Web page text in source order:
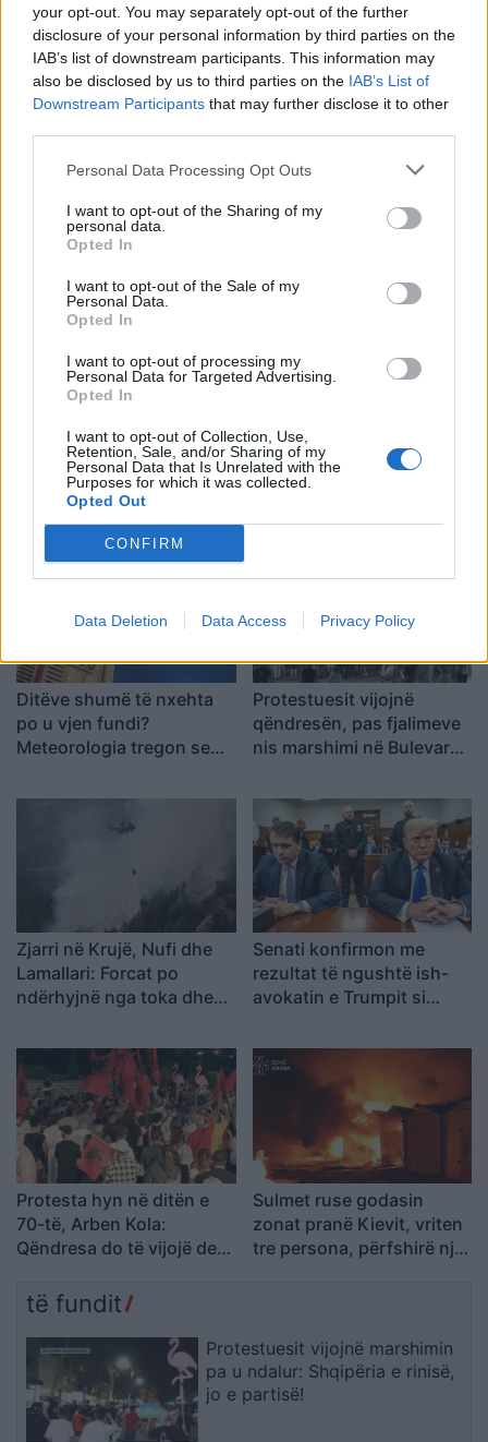
your opt-out. You may separately opt-out of the further
disclosure of your personal information by third parties on the
IAB’s list of downstream participants. This information may
also be disclosed by us to third parties on the IAB’s List of
Downstream Participants that may further disclose it to other
Personal Data Processing Opt Outs
I want to opt-out of the Sharing of my
personal data.
Opted In
I want to opt-out of the Sale of my
Personal Data.
Opted In
I want to opt-out of processing my
Personal Data for Targeted Advertising.
Opted In
I want to opt-out of Collection, Use,
Retention, Sale, and/or Sharing of my
Personal Data that Is Unrelated with the
Purposes for which it was collected.
Opted Out
CONFIRM
Data Deletion Data Access Privacy Policy
Shtuar më
8.11.2023 11:26
Tags:
CEZ-DIA , Ilir Meta , SPAK
Protestuesit vijojnë
marshimin pa u ndalur:
Shqipëria e rinisë, jo e
partisë!
Zelensky paralajmëron:
Rusia mund të presë deri
Koreja e Veriut
Ditëve shumë të nxehta
po u vjen fundi?
Meteorologia tregon se
temperaturave
Protestuesit vijojnë
qëndresën, pas fjalimeve
nis marshimi në Bulevard:
Zjarri në Krujë, Nufi dhe
Lamallari: Forcat po
ndërhyjnë nga toka dhe
Senati konfirmon me
rezultat të ngushtë ish-
avokatin e Trumpit si
të SHBA-së
Protesta hyn në ditën e
70-të, Arben Kola:
Qëndresa do të vijojë deri
do të angazhohet
Sulmet ruse godasin
zonat pranë Kievit, vriten
tre persona, përfshirë një
të fundit
Protestuesit vijojnë marshimin
pa u ndalur: Shqipëria e rinisë,
jo e partisë!